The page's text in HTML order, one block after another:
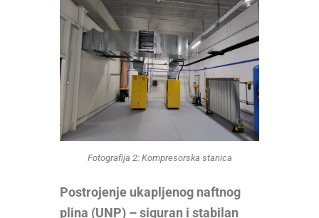
Fotografija 2: Kompresorska stanica
Postrojenje ukapljenog naftnog
plina (UNP) – siguran i stabilan